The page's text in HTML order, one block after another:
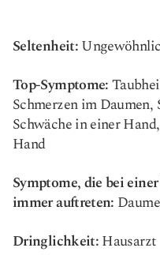
Seltenheit:
Top-Symptome:
Schmerzen im
Schwäche in einer
Hand
Symptome, die bei
immer auftreten:
Dringlichkeit:Hausarzt